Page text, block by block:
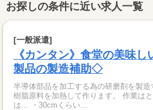
お探しの条件に近い求人一覧
[一般派遣]
《カンタン》食堂の美味
製品の製造補助◇
半導体部品を加工する為の研磨剤を製造するお
樹脂原料を加熱して作ります。 作業は
は… ・30cmくらい...